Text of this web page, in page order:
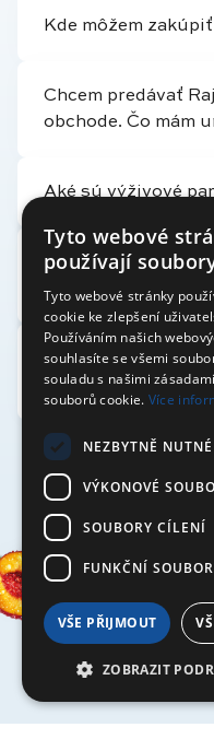
Kde môžem
Chcem predávať
obchode. Čo mám
Aké sú výživové
Je Rajec 321
vegetariánov/
Môžem kombinovať
energetickými
Tyto webové
používají
Tyto webové stránky
cookie ke zlepšení
Používáním našich
souhlasíte se všemi
souladu s našimi
souborů cookie. Více
NEZBYTNĚ
VÝKONOVÉ
SOUBORY CÍLENÍ
FUNKČNÍ
VŠE PŘIJMOUT
ZOBRAZIT